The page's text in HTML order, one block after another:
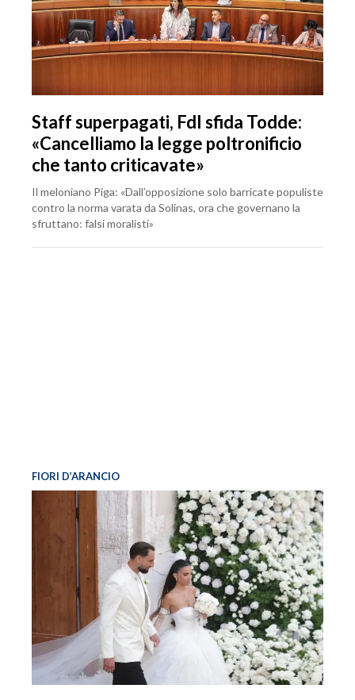
Staff superpagati, FdI sfida Todde:
«Cancelliamo la legge poltronificio
che tanto criticavate»
Il meloniano Piga: «Dall’opposizione solo barricate populiste
contro la norma varata da Solinas, ora che governano la
sfruttano: falsi moralisti»
FIORI D’ARANCIO